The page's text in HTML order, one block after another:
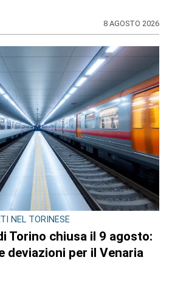
7 AGOSTO 2026
pubblici al centro
settimana in Consiglio